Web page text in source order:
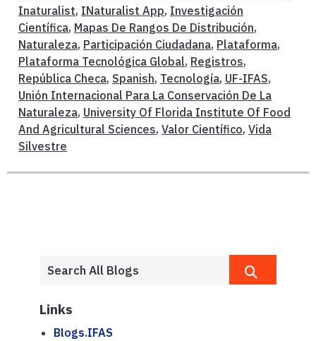
Inaturalist, INaturalist App, Investigación
Científica, Mapas De Rangos De Distribución,
Naturaleza, Participación Ciudadana, Plataforma,
Plataforma Tecnológica Global, Registros,
República Checa, Spanish, Tecnología, UF-IFAS,
Unión Internacional Para La Conservación De La
Naturaleza, University Of Florida Institute Of Food
And Agricultural Sciences, Valor Científico, Vida
Silvestre
Links
Blogs.IFAS